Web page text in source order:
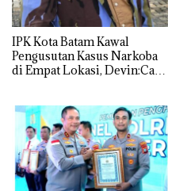
IPK Kota Batam Kawal
Pengusutan Kasus Narkoba
di Empat Lokasi, Devin:Cari